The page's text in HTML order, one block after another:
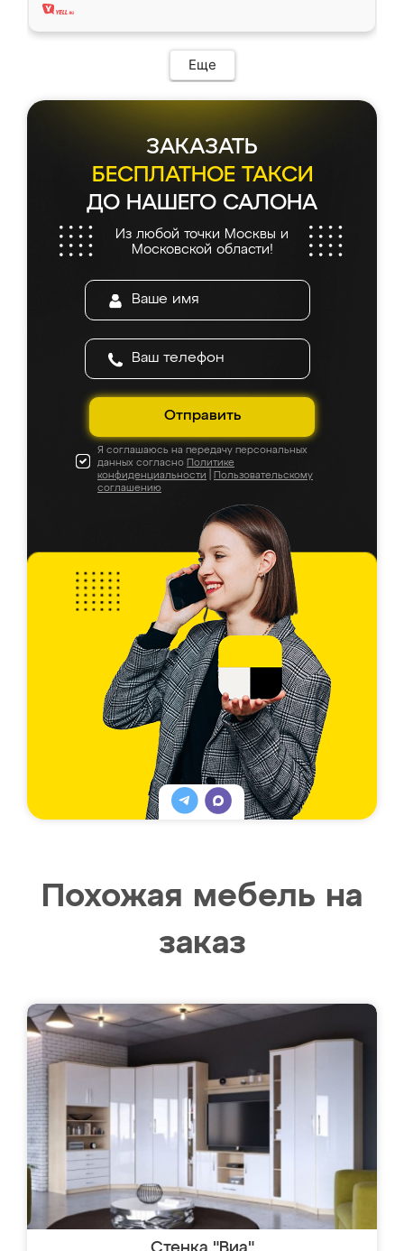
Еще
ЗАКАЗАТЬ
БЕСПЛАТНОЕ ТАКСИ
ДО НАШЕГО САЛОНА
Из любой точки Москвы и
Московской области!
Отправить
Я соглашаюсь на передачу персональных
данных согласно Политике
конфиденциальности
Пользовательскому
соглашению
Похожая мебель на
заказ